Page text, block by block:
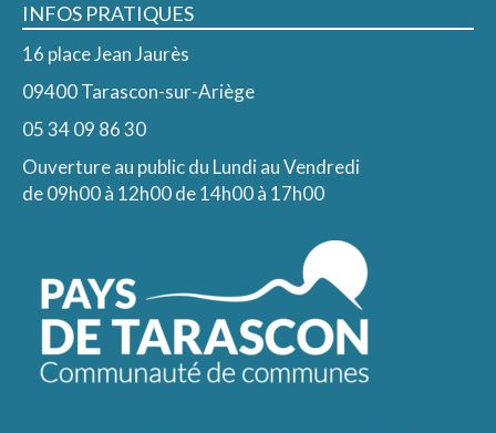
INFOS PRATIQUES
16 place Jean Jaurès
09400 Tarascon-sur-Ariège
05 34 09 86 30
Ouverture au public du Lundi au Vendredi
de 09h00 à 12h00 de 14h00 à 17h00